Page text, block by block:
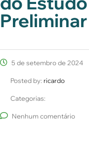
Preliminar
5 de setembro de 2024
Posted by: ricardo
Categorias:
Nenhum comentário